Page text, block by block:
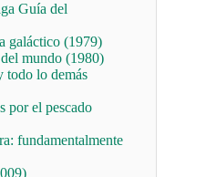
Guía del
galáctico (1979)
mundo (1980)
todo lo demás
por el pescado
fundamentalmente